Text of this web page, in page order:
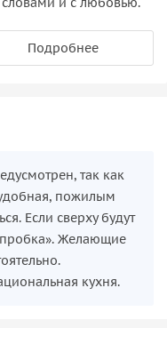
Подробнее
так как
пожилым
Если сверху будут
Желающие
кухня.